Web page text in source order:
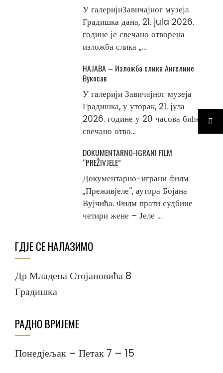
У галеријиЗавичајног музеја
Градишка дана, 21. jula 2026.
године је свечано отворена
изложба слика „...
НАЈАВА – Изложба слика Ангелине
Вукосав
У галерији Завичајног музеја
Градишка, у уторак, 21. јула
2026. године у 20 часова биће
свечано отво...
DOKUMENTARNO-IGRANI FILM
“PREŽIVJELE”
Документарно-играни филм
„Преживјеле“, аутора Бојана
Вујчића. Филм прати судбине
четири жене – Јеле ...
ГДЈЕ СЕ НАЛАЗИМО
Др Младена Стојановића 8
Градишка
РАДНО ВРИЈЕМЕ
Понедјељак – Петак 7 – 15